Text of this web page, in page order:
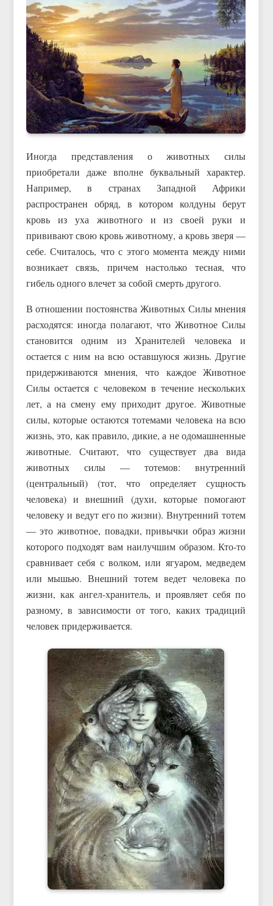
Иногда представления о животных силы
приобретали даже вполне буквальный характер.
Например, в странах Западной Африки
распространен обряд, в котором колдуны берут
кровь из уха животного и из своей руки и
прививают свою кровь животному, а кровь зверя —
себе. Считалось, что с этого момента между ними
возникает связь, причем настолько тесная, что
гибель одного влечет за собой смерть другого.
В отношении постоянства Животных Силы мнения
расходятся: иногда полагают, что Животное Силы
становится одним из Хранителей человека и
остается с ним на всю оставшуюся жизнь. Другие
придерживаются мнения, что каждое Животное
Силы остается с человеком в течение нескольких
лет, а на смену ему приходит другое. Животные
силы, которые остаются тотемами человека на всю
жизнь, это, как правило, дикие, а не одомашненные
животные. Считают, что существует два вида
животных силы — тотемов: внутренний
(центральный) (тот, что определяет сущность
человека) и внешний (духи, которые помогают
человеку и ведут его по жизни). Внутренний тотем
— это животное, повадки, привычки образ жизни
которого подходят вам наилучшим образом. Кто-то
сравнивает себя с волком, или ягуаром, медведем
или мышью. Внешний тотем ведет человека по
жизни, как ангел-хранитель, и проявляет себя по
разному, в зависимости от того, каких традиций
человек придерживается.